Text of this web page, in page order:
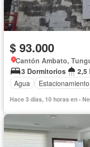
$ 93.000
Cantón Ambato,
3 Dormitorios
2,5
Agua
Estacionamiento
Hace 3 días, 10 horas en -